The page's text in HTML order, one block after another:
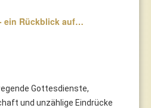
ein Rückblick auf…
Gottesdienste,
und unzählige Eindrücke